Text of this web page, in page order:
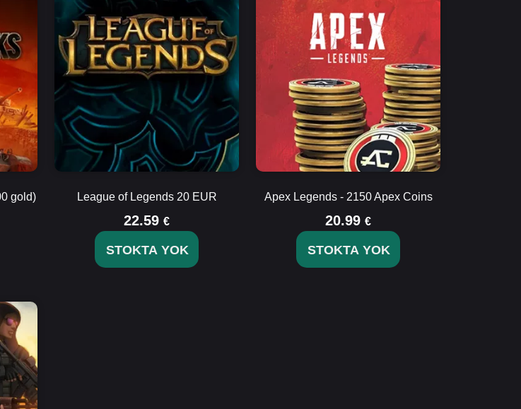
gold) League of Legends 20 EUR
22.59 €
STOKTA YOK
Apex Legends - 2150 Apex Coins
20.99 €
STOKTA YOK